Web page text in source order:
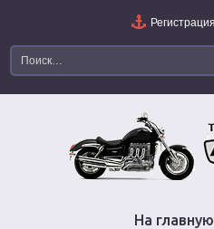
Регистрация
На главную